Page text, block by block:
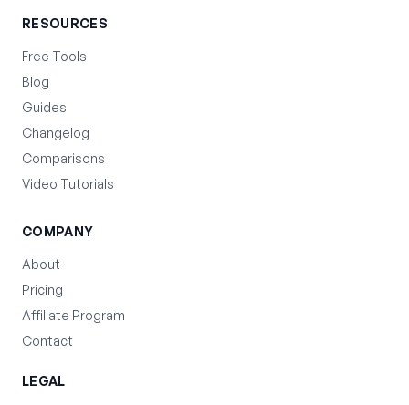
RESOURCES
Free Tools
Blog
Guides
Changelog
Comparisons
Video Tutorials
COMPANY
About
Pricing
Affiliate Program
Contact
LEGAL